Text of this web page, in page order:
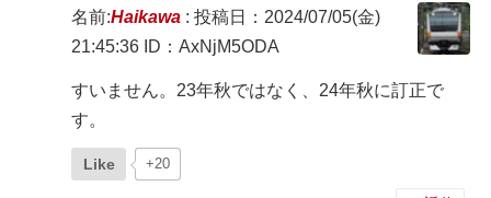
名前:Haikawa : 投稿日：2024/07/05(金)
21:45:36 ID：AxNjM5ODA
すいません。23年秋ではなく、24年秋に訂正で
す。
Like +20